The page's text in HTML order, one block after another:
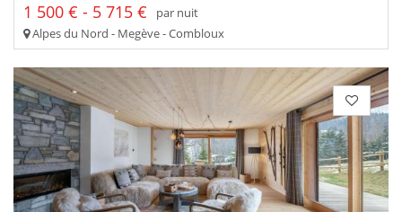
1 500 € - 5 715 €
par nuit
Alpes du Nord - Megève - Combloux